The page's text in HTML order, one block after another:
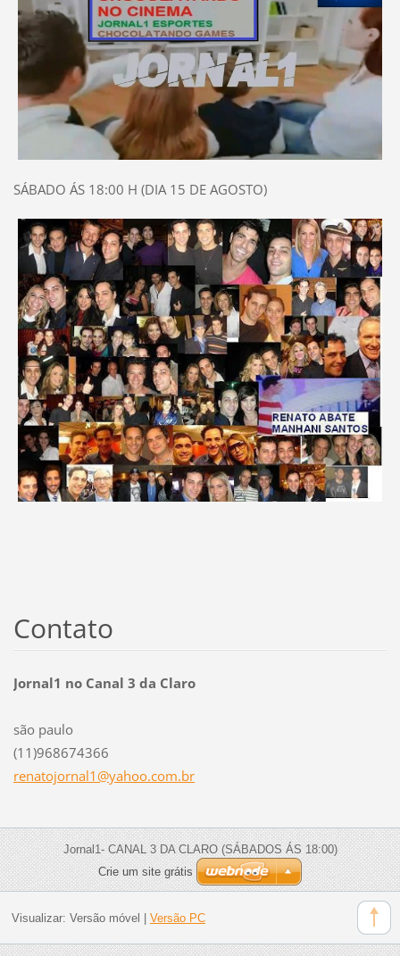
SÁBADO ÁS 18:00 H (DIA 15 DE AGOSTO)
Contato
Jornal1 no Canal 3 da Claro
são paulo
(11)968674366
renatojornal1@yahoo.com.br
Jornal1- CANAL 3 DA CLARO (SÁBADOS ÁS 18:00)
Crie um site grátis
Visualizar: Versão móvel Versão PC